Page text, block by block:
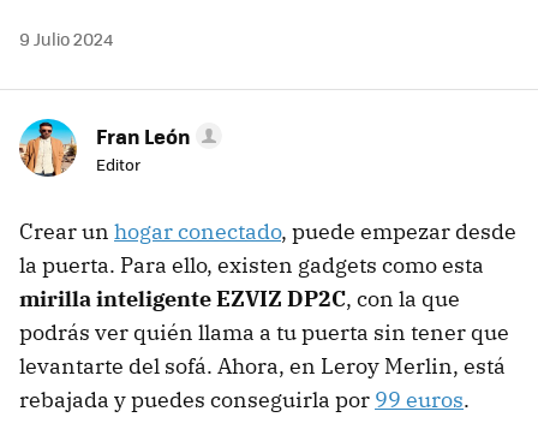
9 Julio 2024
Fran León
Editor
Crear un hogar conectado, puede empezar desde
la puerta. Para ello, existen gadgets como esta
mirilla inteligente EZVIZ DP2C, con la que
podrás ver quién llama a tu puerta sin tener que
levantarte del sofá. Ahora, en Leroy Merlin, está
rebajada y puedes conseguirla por 99 euros.